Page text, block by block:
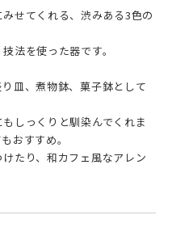
せてくれる、渋みある3色の
法を使った器です。
皿、煮物鉢、菓子鉢として
しっくりと馴染んでくれま
おすすめ。
たり、和カフェ風なアレン